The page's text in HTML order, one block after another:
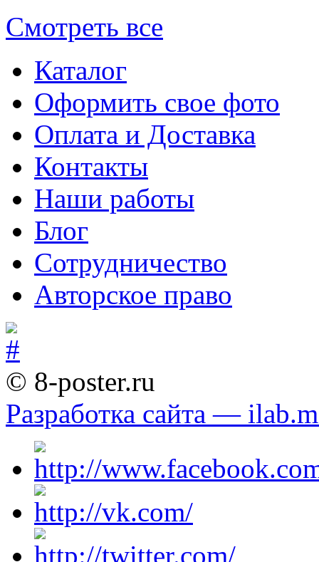
Смотреть все
Каталог
Оформить свое фото
Оплата и Доставка
Контакты
Наши работы
Блог
Сотрудничество
Авторское право
© 8-poster.ru
Разработка сайта —